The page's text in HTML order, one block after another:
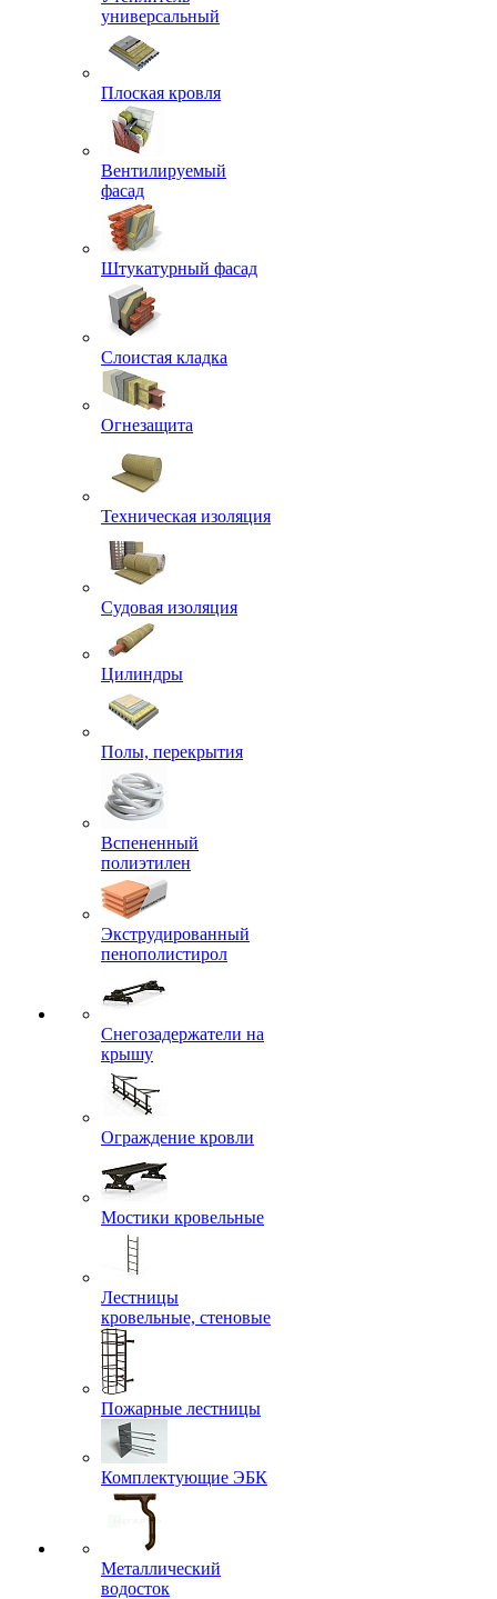
универсальный
Плоская кровля
Вентилируемый
фасад
Штукатурный фасад
Слоистая кладка
Огнезащита
Техническая изоляция
Судовая изоляция
Цилиндры
Полы, перекрытия
Вспененный
полиэтилен
Экструдированный
пенополистирол
Снегозадержатели на
крышу
Ограждение кровли
Мостики кровельные
Лестницы
кровельные, стеновые
Пожарные лестницы
Комплектующие ЭБК
Металлический
водосток